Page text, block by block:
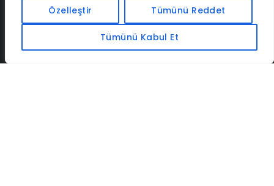
Özelleştir Tümünü Reddet
Tümünü Kabul Et
İLETIŞIM BAF CADSOFTUSA MAXIMUMPCGUIDES